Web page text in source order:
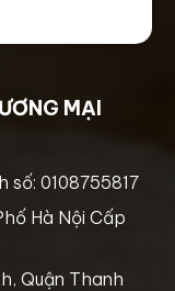
MẠI
số: 0108755817
Hà Nội Cấp
Quận Thanh